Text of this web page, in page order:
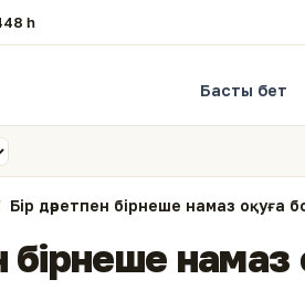
һ.
Басты бет
Бір дәретпен бірнеше намаз оқуға
бірнеше